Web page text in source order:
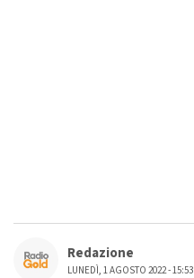
Redazione
LUNEDÌ, 1 AGOSTO 2022 - 15:53